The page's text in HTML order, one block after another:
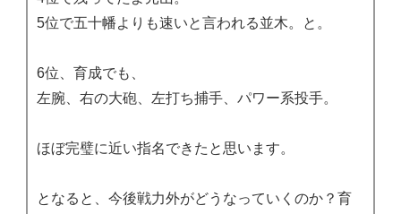
5位で五十幡よりも速いと言われる並木。と。
6位、育成でも、
左腕、右の大砲、左打ち捕手、パワー系投手。
ほぼ完璧に近い指名できたと思います。
となると、今後戦力外がどうなっていくのか？育